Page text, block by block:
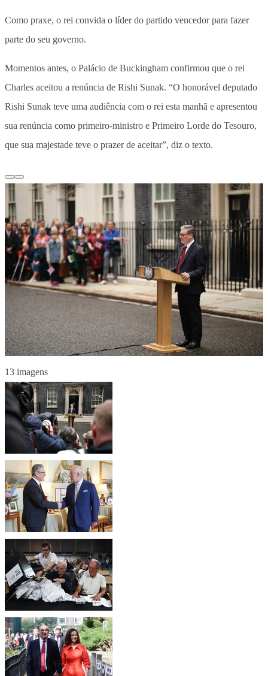
Como praxe, o rei convida o líder do partido vencedor para fazer
parte do seu governo.
Momentos antes, o Palácio de Buckingham confirmou que o rei
Charles aceitou a renúncia de Rishi Sunak. “O honorável deputado
Rishi Sunak teve uma audiência com o rei esta manhã e apresentou
sua renúncia como primeiro-ministro e Primeiro Lorde do Tesouro,
que sua majestade teve o prazer de aceitar”, diz o texto.
13 imagens